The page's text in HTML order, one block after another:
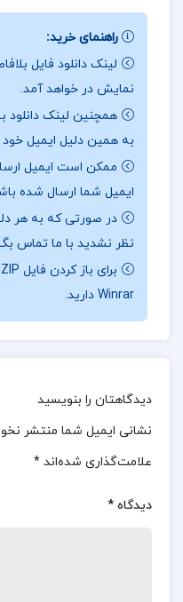
آشنا شوند و توانایی
آورند . برای خرید و
باشید.
📰مشخصات کتاب
شمیسا
کتاب عروض و قافیه
مثال‌ های متعدد و
عروض و قافیه را به
دهد. این کتاب به
در ادبیات فارسی می‌
همچنین، قواعد قافیه‌
آموزش داده می‌ شود، تا
را به خوبی درک کرده و در
📖بخشی از کتاب عروض
شمیسا
راهنمای خرید:
لینک دانلود فایل
نمایش در خواهد آمد.
همچنین لینک دانلود
به همین دلیل ایمیل خود
ایمیل شما ارسال شده
در صورتی که به هر
نظر نشدید با ما تماس
Winrar دارید.
دیدگاهتان را بنویسید
نشانی ایمیل شما منتشر
علامت‌گذاری شده‌اند *
دیدگاه *